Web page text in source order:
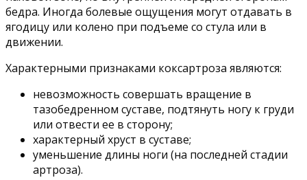
бедра. Иногда болевые ощущения могут отдавать в
ягодицу или колено при подъеме со стула или в
движении.
Характерными признаками коксартроза являются:
невозможность совершать вращение в
тазобедренном суставе, подтянуть ногу к груди
или отвести ее в сторону;
характерный хруст в суставе;
уменьшение длины ноги (на последней стадии
артроза).